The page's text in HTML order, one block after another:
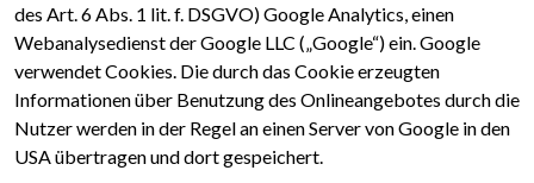
des Art. 6 Abs. 1 lit. f. DSGVO) Google Analytics, einen
Webanalysedienst der Google LLC („Google“) ein. Google
verwendet Cookies. Die durch das Cookie erzeugten
Informationen über Benutzung des Onlineangebotes durch die
Nutzer werden in der Regel an einen Server von Google in den
USA übertragen und dort gespeichert.